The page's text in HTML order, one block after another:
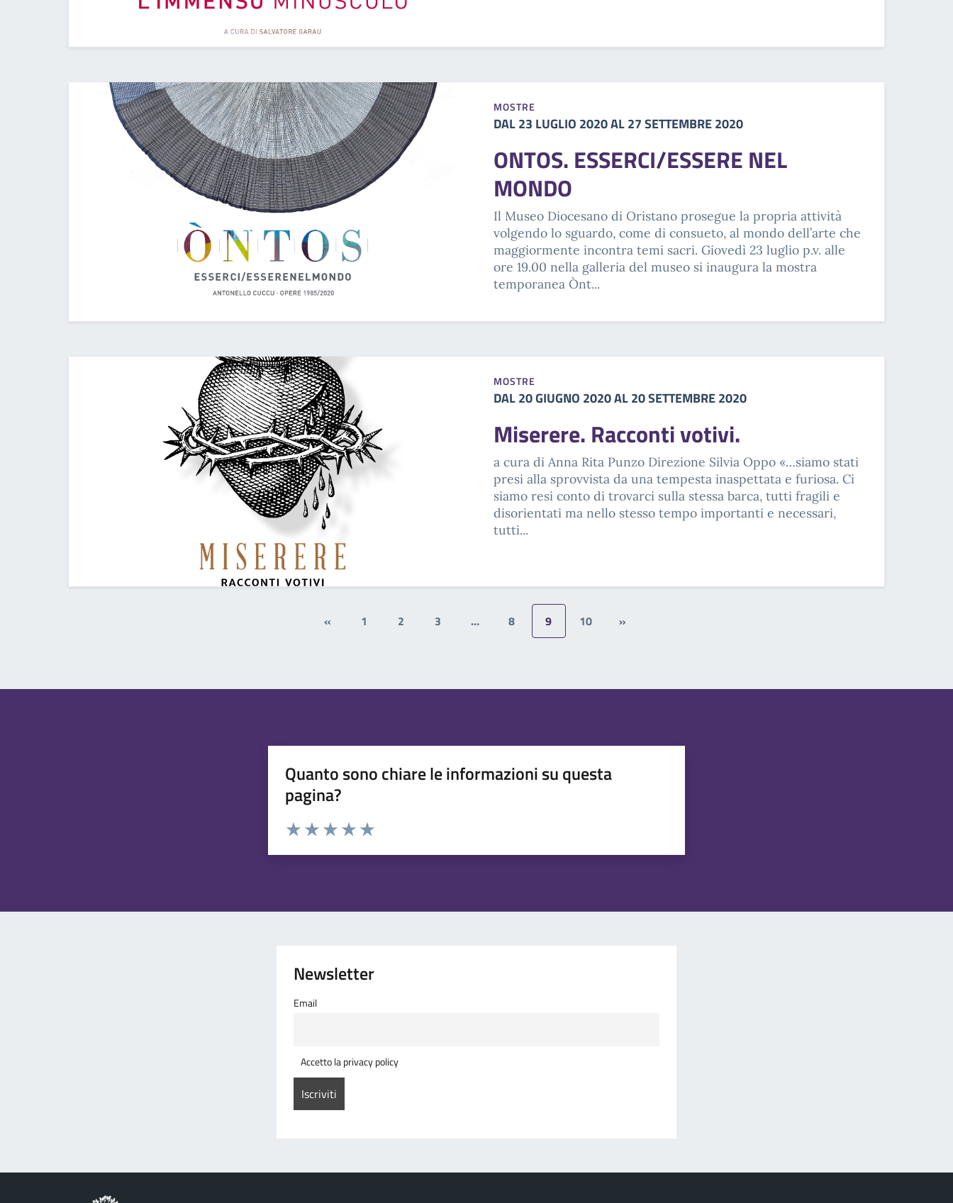
MOSTRE
DAL 23 LUGLIO 2020 AL 27 SETTEMBRE 2020
ONTOS. ESSERCI/ESSERE NEL
MONDO
Il Museo Diocesano di Oristano prosegue la propria attività
volgendo lo sguardo, come di consueto, al mondo dell’arte che
maggiormente incontra temi sacri. Giovedì 23 luglio p.v. alle
ore 19.00 nella galleria del museo si inaugura la mostra
temporanea Ònt...
MOSTRE
DAL 20 GIUGNO 2020 AL 20 SETTEMBRE 2020
Miserere. Racconti votivi.
a cura di Anna Rita Punzo Direzione Silvia Oppo «…siamo stati
presi alla sprovvista da una tempesta inaspettata e furiosa. Ci
siamo resi conto di trovarci sulla stessa barca, tutti fragili e
disorientati ma nello stesso tempo importanti e necessari,
tutti...
« 1 2 3 … 8 9 10 »
Quanto sono chiare le informazioni su questa
pagina?
Newsletter
Email
Accetto la privacy policy